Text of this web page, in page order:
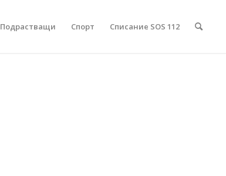
Подрастващи Спорт Списание SOS 112